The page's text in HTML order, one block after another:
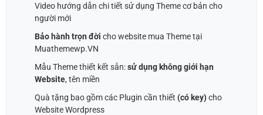
Video hướng dẫn chi tiết sử dụng Theme cơ bản cho
người mới
Bảo hành trọn đời cho website mua Theme tại
Muathemewp.VN
Mẫu Theme thiết kết sẵn:sử dụng không giới hạn
Website, tên miền
Quà tặng bao gồm các Plugin cần thiết (có key)cho
Website Wordpress